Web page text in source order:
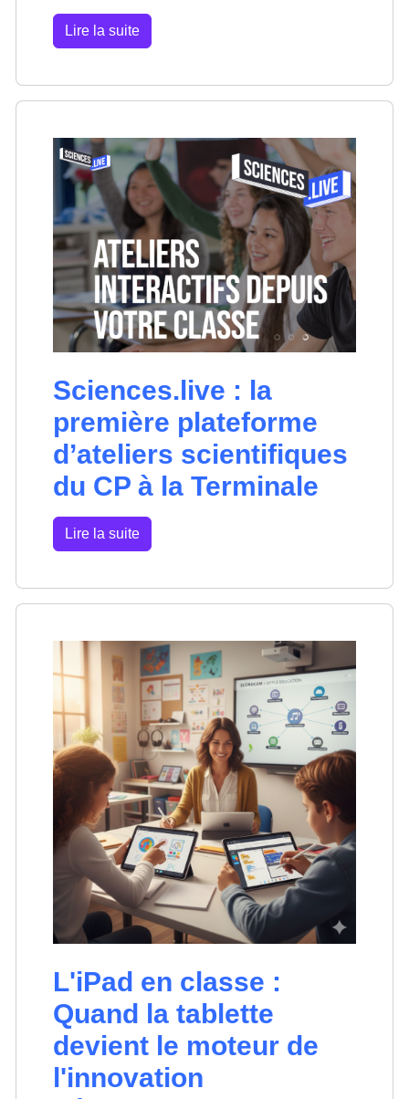
Lire la suite
Sciences.live : la
première plateforme
d’ateliers scientifiques
du CP à la Terminale
Lire la suite
L'iPad en classe :
Quand la tablette
devient le moteur de
l'innovation